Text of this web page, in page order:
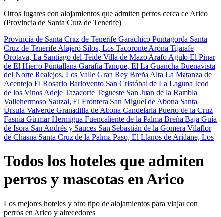
Otros lugares con alojamientos que admiten perros cerca de Arico
(Provincia de Santa Cruz de Tenerife)
Provincia de Santa Cruz de Tenerife Garachico Puntagorda Santa
Cruz de Tenerife Alajeró Silos, Los Tacoronte Arona Tijarafe
Orotava, La Santiago del Teide Villa de Mazo Arafo Agulo El Pinar
de El Hierro Puntallana Garafía Tanque, El La Guancha Buenavista
del Norte Realejos, Los Valle Gran Rey Breña Alta La Matanza de
Acentejo El Rosario Barlovento San Cristóbal de La Laguna Icod
de los Vinos Adeje Tazacorte Tegueste San Juan de la Rambla
Vallehermoso Sauzal, El Frontera San Miguel de Abona Santa
Úrsula Valverde Granadilla de Abona Candelaria Puerto de la Cruz
Fasnia GüímarHermigua Fuencaliente de la Palma Breña Baja Guía
de Isora San Andrés y Sauces San Sebastián de la Gomera Vilaflor
de Chasna Santa Cruz de la Palma Paso, El Llanos de Aridane, Los
Todos los hoteles que admiten
perros y mascotas en Arico
Los mejores hoteles y otro tipo de alojamientos para viajar con
perros en Arico y alrededores